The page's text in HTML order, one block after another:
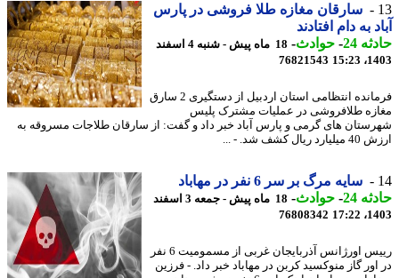
سارقان مغازه طلا فروشی در پارس
به دام افتادند
24
-حوادث -
18 ماه پیش - شنبه 4 اسفند
76821543
فرمانده انتظامی استان اردبیل از دستگیری 2 سارق
طلافروشی در عملیات مشترک پلیس
های گرمی و پارس آباد خبر داد و گفت: از سارقان طلاجات مسروقه به
کشف شد. - ...
سایه مرگ بر سر 6 نفر در مهاباد
24
-حوادث -
18 ماه پیش - جمعه 3 اسفند
76808342
رییس اورژانس آذربایجان غربی از مسمومیت 6 نفر
گاز منوکسید کربن در مهاباد خبر داد. - فرزین